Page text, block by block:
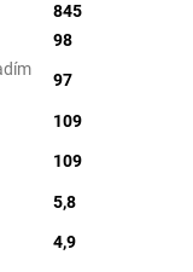
845
98
97
109
109
5,8
4,9